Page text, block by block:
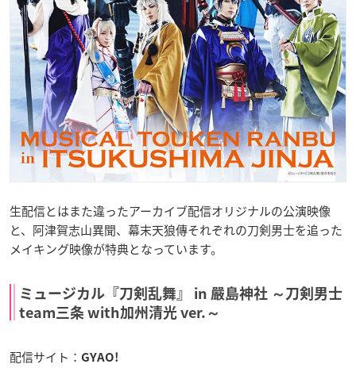
生配信とはまた違ったアーカイブ配信オリジナルの公演映像
と、阿津賀志山異聞、幕末天狼傳それぞれの刀剣男士を追った
メイキング映像が特典となっています。
ミュージカル『刀剣乱舞』 in 嚴島神社 ～刀剣男士
team三条 with加州清光 ver.～
配信サイト： GYAO!